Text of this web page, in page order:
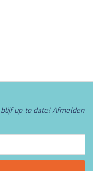
up to date! Afmelden